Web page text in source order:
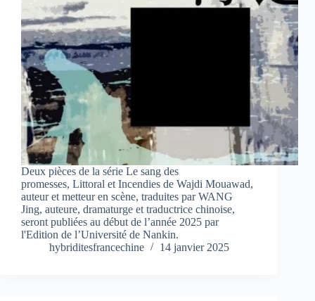
Deux pièces de la série Le sang des
promesses, Littoral et Incendies de Wajdi Mouawad,
auteur et metteur en scène, traduites par WANG
Jing, auteure, dramaturge et traductrice chinoise,
seront publiées au début de l’année 2025 par
l'Edition de l’Université de Nankin.
hybriditesfrancechine
14 janvier 2025